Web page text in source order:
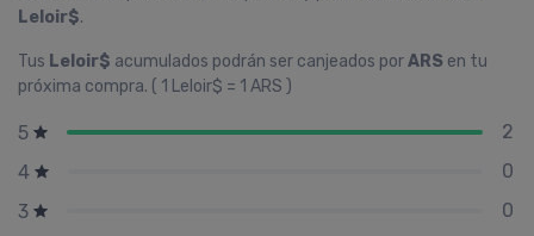
Leloir$.
Tus Leloir$ acumulados podrán ser canjeados porARS en tu
próxima compra. ( 1 Leloir$ = 1 ARS )
5
2
4
0
3
0